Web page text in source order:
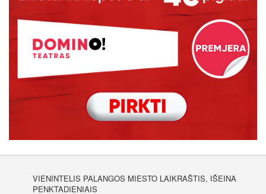
VIENINTELIS PALANGOS MIESTO LAIKRAŠTIS, IŠEINA
PENKTADIENIAIS